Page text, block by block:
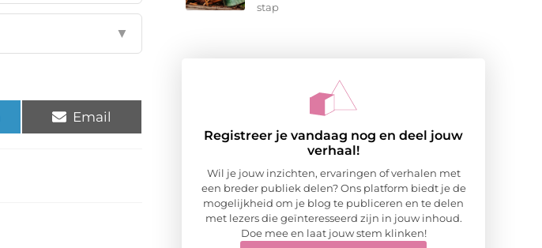
▼
Email
stap
Registreer je vandaag nog en deel jouw
verhaal!
Wil je jouw inzichten, ervaringen of verhalen met
een breder publiek delen? Ons platform biedt je de
mogelijkheid om je blog te publiceren en te delen
met lezers die geïnteresseerd zijn in jouw inhoud.
Doe mee en laat jouw stem klinken!